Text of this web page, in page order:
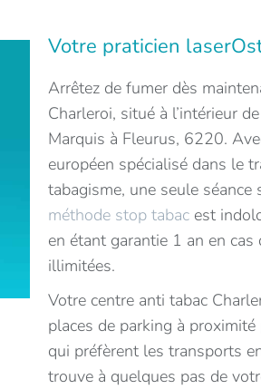
Votre praticien
Arrêtez de fumer dès
Charleroi, situé à l’intérieur
Marquis à Fleurus, 6220.
européen spécialisé dans le
tabagisme, une seule
méthode stop tabac est
en étant garantie 1 an en cas
illimitées.
Votre centre anti tabac
places de parking à
qui préfèrent les transports
trouve à quelques pas de